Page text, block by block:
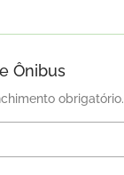
Ônibus
obrigatório.